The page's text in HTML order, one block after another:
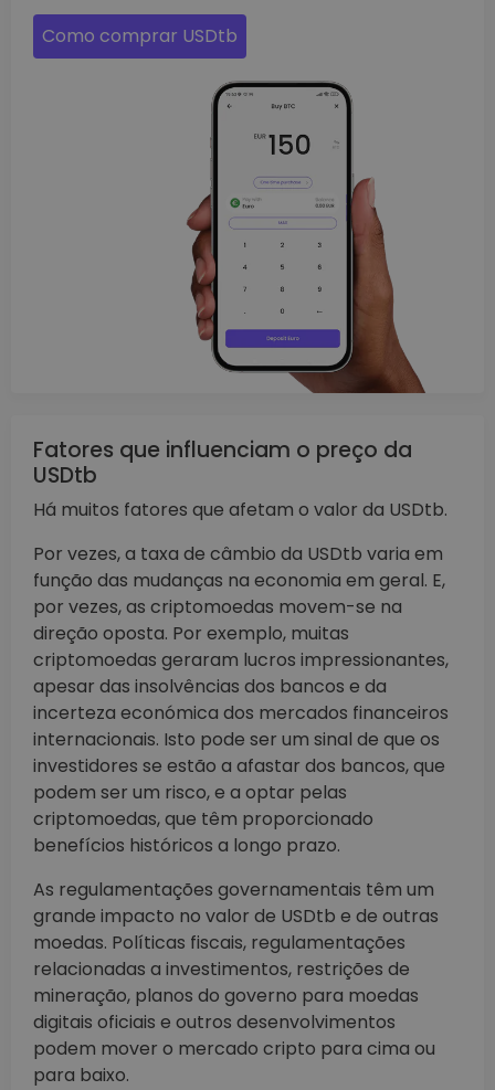
Como comprar USDtb
Fatores que influenciam o preço da
USDtb
Há muitos fatores que afetam o valor da USDtb.
Por vezes, a taxa de câmbio da USDtb varia em
função das mudanças na economia em geral. E,
por vezes, as criptomoedas movem-se na
direção oposta. Por exemplo, muitas
criptomoedas geraram lucros impressionantes,
apesar das insolvências dos bancos e da
incerteza económica dos mercados financeiros
internacionais. Isto pode ser um sinal de que os
investidores se estão a afastar dos bancos, que
podem ser um risco, e a optar pelas
criptomoedas, que têm proporcionado
benefícios históricos a longo prazo.
As regulamentações governamentais têm um
grande impacto no valor de USDtb e de outras
moedas. Políticas fiscais, regulamentações
relacionadas a investimentos, restrições de
mineração, planos do governo para moedas
digitais oficiais e outros desenvolvimentos
podem mover o mercado cripto para cima ou
para baixo.